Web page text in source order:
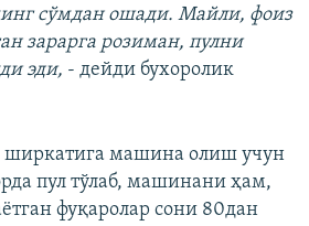
сўмдан ошади. Майли, фоиз
зарарга розиман, пулни
эди, - дейди бухоролик
ширкатига машина олиш учун
пул тўлаб, машинани ҳам,
фуқаролар сони 80дан